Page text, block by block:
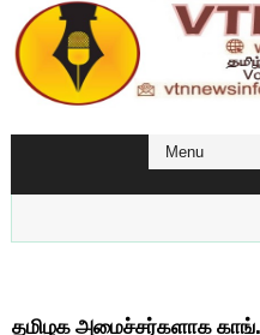
தமிழக அமைச்சர்களாக